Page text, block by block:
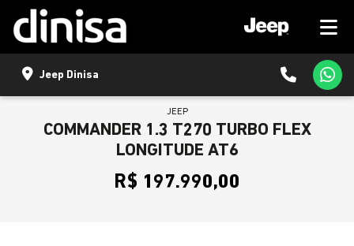
Jeep Dinisa
JEEP
COMMANDER 1.3 T270 TURBO FLEX
LONGITUDE AT6
R$ 197.990,00